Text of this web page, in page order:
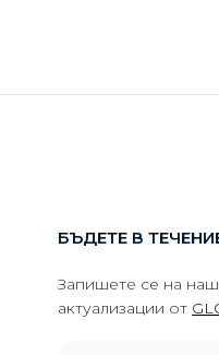
БЪДЕТЕ В
Запишете се на
актуализации от